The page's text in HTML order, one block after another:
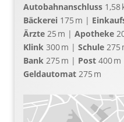
Autobahnanschluss 1,58
Bäckerei 175 m |
Ärzte 25 m | Apotheke
Klink 300 m | Schule 275
Bank 275 m | Post 400 m
Geldautomat 275 m